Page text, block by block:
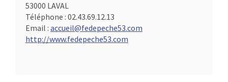
53000 LAVAL
Téléphone : 02.43.69.12.13
Email : accueil@fedepeche53.com
http://www.fedepeche53.com